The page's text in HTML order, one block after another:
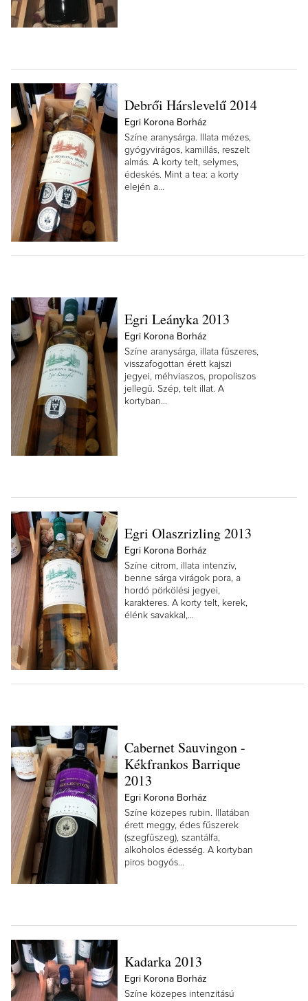
Debrői Hárslevelű 2014
Egri Korona Borház
Színe aranysárga. Illata mézes,
gyógyvirágos, kamillás, reszelt
almás. A korty telt, selymes,
édeskés. Mint a tea: a korty
elején a...
Egri Leányka 2013
Egri Korona Borház
Színe aranysárga, illata fűszeres,
visszafogottan érett kajszi
jegyei, méhviaszos, propoliszos
jellegű. Szép, telt illat. A
kortyban...
Egri Olaszrizling 2013
Egri Korona Borház
Színe citrom, illata intenzív,
benne sárga virágok pora, a
hordó pörkölési jegyei,
karakteres. A korty telt, kerek,
élénk savakkal,...
Cabernet Sauvingon -
Kékfrankos Barrique
2013
Egri Korona Borház
Színe közepes rubin. Illatában
érett meggy, édes fűszerek
(szegfűszeg), szantálfa,
alkoholos édesség. A kortyban
piros bogyós...
Kadarka 2013
Egri Korona Borház
Színe közepes intenzitású